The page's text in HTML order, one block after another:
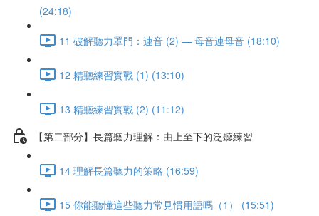
(24:18)
11 破解聽力罩門：連音 (2) — 母音連母音 (18:10)
12 精聽練習實戰 (1) (13:10)
13 精聽練習實戰 (2) (11:12)
【第二部分】長篇聽力理解：由上至下的泛聽練習
14 理解長篇聽力的策略 (16:59)
15 你能聽懂這些聽力常見慣用語嗎（1） (15:51)